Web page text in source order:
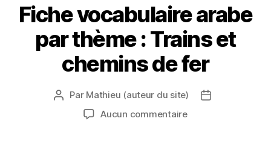
Fiche vocabulaire arabe
par thème : Trains et
chemins de fer
Auteur
l’article
Par Mathieu (auteur du site)
Date
Aucun commentairesur